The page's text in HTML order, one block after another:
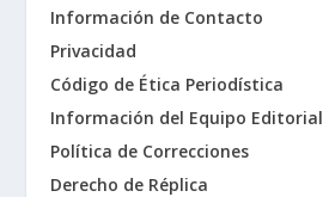
Información de Contacto
Privacidad
Código de Ética Periodística
Información del Equipo Editorial
Política de Correcciones
Derecho de Réplica